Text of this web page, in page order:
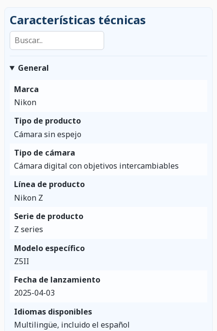
Características técnicas
Buscar en las características
General
Marca
Nikon
Tipo de producto
Cámara sin espejo
Tipo de cámara
Cámara digital con objetivos intercambiables
Línea de producto
Nikon Z
Serie de producto
Z series
Modelo específico
Z5II
Fecha de lanzamiento
2025-04-03
Idiomas disponibles
Multilingüe, incluido el español